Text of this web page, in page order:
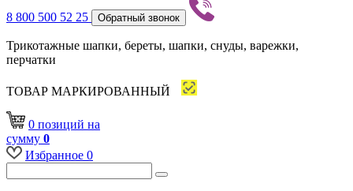
8 800 500 52 25 Обратный звонок
Трикотажные шапки, береты, шапки, снуды, варежки,
перчатки
ТОВАР МАРКИРОВАННЫЙ
0 позиций на
сумму 0
Избранное 0